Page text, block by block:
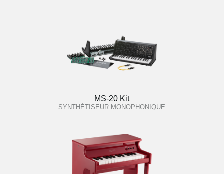
MS-20 Kit
SYNTHÉTISEUR MONOPHONIQUE